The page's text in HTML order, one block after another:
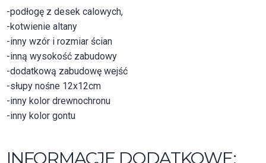
-podłogę z desek calowych,
-kotwienie altany
-inny wzór i rozmiar ścian
-inną wysokość zabudowy
-dodatkową zabudowę wejść
-słupy nośne 12x12cm
-inny kolor drewnochronu
-inny kolor gontu
INFORMACJE DODATKOWE: